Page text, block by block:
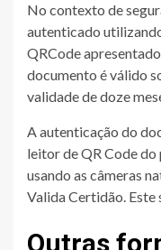
No contexto de
autenticado
QRCode
documento é válido
validade de doze
A autenticação do
leitor de QR Code
usando as câmeras
Valida Certidão.
Outras